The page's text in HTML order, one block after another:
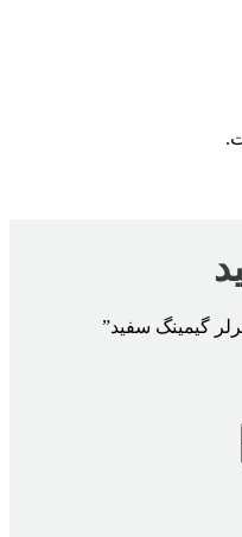
گیمینگ سفید”